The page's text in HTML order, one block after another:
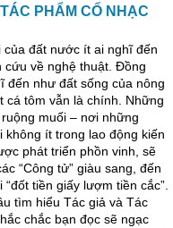
PHẨM CỔ NHẠC
đất nước ít ai nghĩ đến
cứu về nghệ thuật. Đồng
đến như đất sống của nông
cá tôm vẫn là chính. Những
muối – nơi những
ít trong lao động kiến
phát triển phồn vinh, sẽ
“Công tử” giàu sang, đến
tiền giấy lượm tiền cắc”.
tìm hiểu Tác giả và Tác
chắc bạn đọc sẽ ngạc